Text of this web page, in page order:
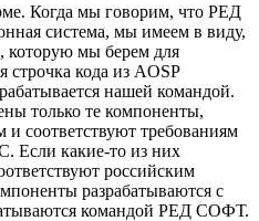
Когда мы говорим, что РЕД
система, мы имеем в виду,
которую мы берем для
строчка кода из AOSP
нашей командой.
только те компоненты,
соответствуют требованиям
Если какие-то из них
российским
разрабатываются с
командой РЕД СОФТ.